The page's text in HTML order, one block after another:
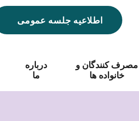
اطلاعیه جلسه عمومی
درباره
ما
مصرف کنندگان و
خانواده ها